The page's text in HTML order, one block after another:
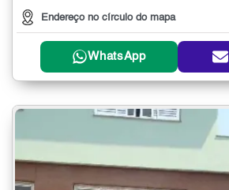
Endereço no círculo do mapa
WhatsApp